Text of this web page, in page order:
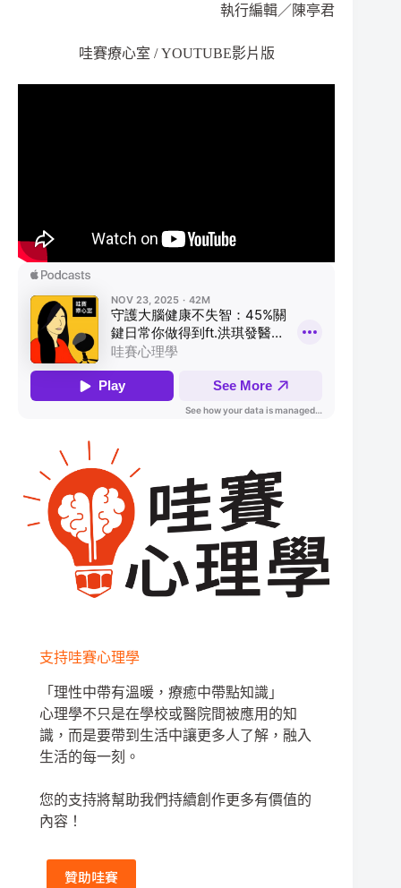
執行編輯／陳亭君
哇賽療心室 / YOUTUBE影片版
支持哇賽心理學
「理性中帶有溫暖，療癒中帶點知識」
心理學不只是在學校或醫院間被應用的知
識，而是要帶到生活中讓更多人了解，融入
生活的每一刻。
您的支持將幫助我們持續創作更多有價值的
內容！
贊助哇賽